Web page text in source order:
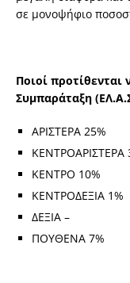
σε μονοψήφιο
Ποιοί
Συμπαράταξη
ΑΡΙΣΤΕΡΑ 25%
ΚΕΝΤΡΟΑΡΙΣΤΕΡΑ
ΚΕΝΤΡΟ 10%
ΚΕΝΤΡΟΔΕΞΙΑ 1%
ΔΕΞΙΑ –
ΠΟΥΘΕΝΑ 7%